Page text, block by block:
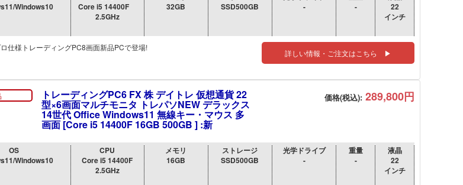
Windows10
Core i5 14400F
2.5GHz
32GB
SSD500GB
-
-
22
インチ
ロ仕様トレーディングPC8画面新品PCで登場!
詳しい情報・ご注文はこちら ▶
トレーディングPC6 FX 株 デイトレ 仮想通貨 22
型×6画面マルチモニタ トレパソNEW デラックス
14世代 Office Windows11 無線キー・マウス 多
画面 [Core i5 14400F 16GB 500GB ] :新
価格(税込): 289,800円
OS
Windows10
CPU
Core i5 14400F
2.5GHz
メモリ
16GB
ストレージ
SSD500GB
光学ドライブ
-
重量
-
液晶
22
インチ